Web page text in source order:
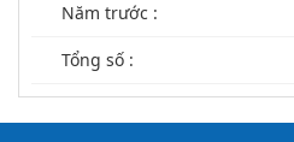
Năm trước :
Tổng số :